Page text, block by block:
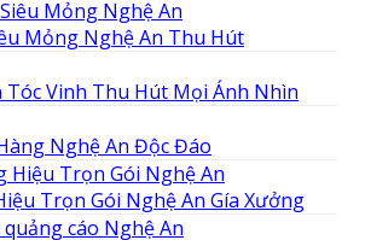
Mỏng Nghệ An Thu Hút
Tóc Vinh Thu Hút Mọi Ánh Nhìn
Nghệ An Độc Đáo
Trọn Gói Nghệ An Gía Xưởng